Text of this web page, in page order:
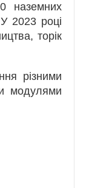
наземних
2023 році
торік
різними
модулями